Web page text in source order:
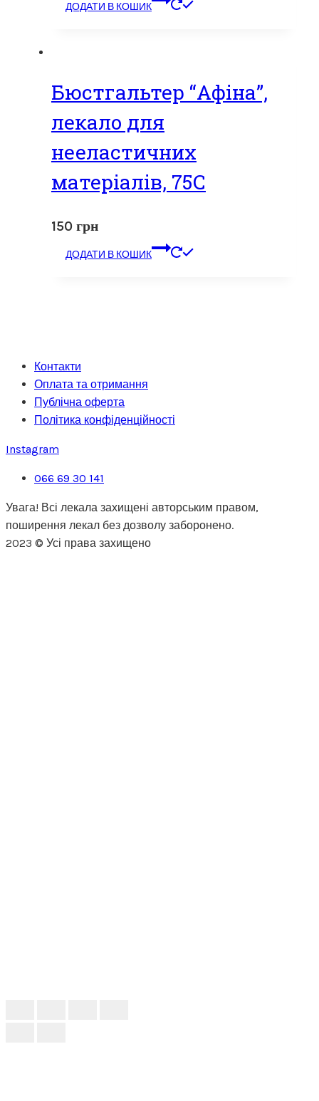
ДОДАТИ В КОШИК
Бюстгальтер “Афіна”,
лекало для
нееластичних
матеріалів, 75С
150 грн
ДОДАТИ В КОШИК
Контакти
Оплата та отримання
Публічна оферта
Політика конфіденційності
Instagram
066 69 30 141
Увага! Всі лекала захищені авторським правом,
поширення лекал без дозволу заборонено.
2023 © Усі права захищено